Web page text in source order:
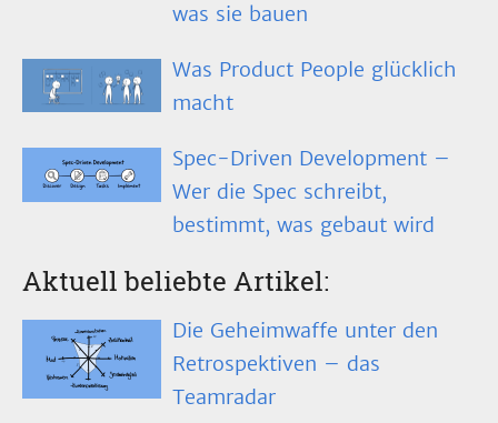
was sie bauen
Was Product People glücklich
macht
Spec-Driven Development –
Wer die Spec schreibt,
bestimmt, was gebaut wird
Aktuell beliebte Artikel:
Die Geheimwaffe unter den
Retrospektiven – das
Teamradar